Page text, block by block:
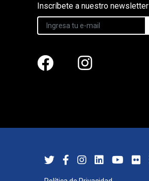
Inscríbete a nuestro newsletter